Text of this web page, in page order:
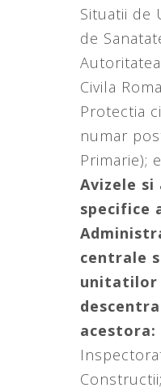
Situatii de
de
Civila
Protectia
numar
Primarie);
Avizele si
specifice
centrale
acestora: